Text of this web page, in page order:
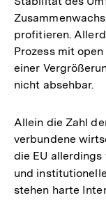
profitieren.
Prozess mit
einer
nicht absehbar.
Allein die Zahl
verbundene
die EU
und
stehen harte